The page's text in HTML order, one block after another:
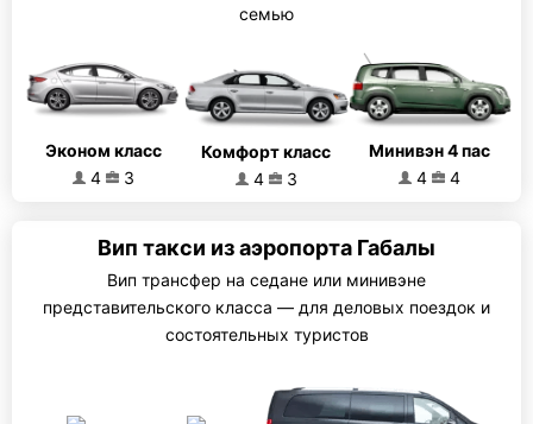
семью
Эконом класс
4
3
Комфорт класс
4
3
Минивэн 4 пас
4
4
Вип такси из аэропорта Габалы
Вип трансфер на седане или минивэне
представительского класса — для деловых поездок и
состоятельных туристов